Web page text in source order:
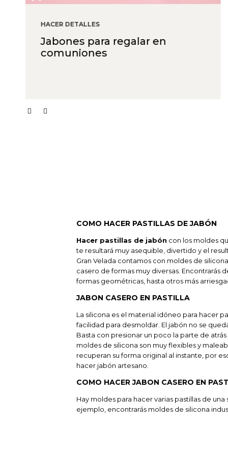
HACER DETALLES
Jabones para regalar en
comuniones
COMO HACER PASTILLAS DE JABÓN
Hacer pastillas de jabón con los moldes
te resultará muy asequible, divertido y el
Gran Velada contamos con moldes de
casero de formas muy diversas. Encontrarás
formas geométricas, hasta otros más
JABON CASERO EN PASTILLA
La silicona es el material idóneo para hacer
facilidad para desmoldar. El jabón no se
Basta con presionar un poco la parte de atrás
moldes de silicona son muy flexibles y
recuperan su forma original al instante, por
hacer jabón artesano.
COMO HACER JABON CASERO EN
Hay moldes para hacer varias pastillas de
ejemplo, encontrarás moldes de silicona